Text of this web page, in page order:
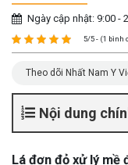
Ngày cập nhật: 9:00 -
5/5 - (1 bình
Theo dõi Nhất Nam Y
Nội dung
Lá đơn đỏ xử lý mề